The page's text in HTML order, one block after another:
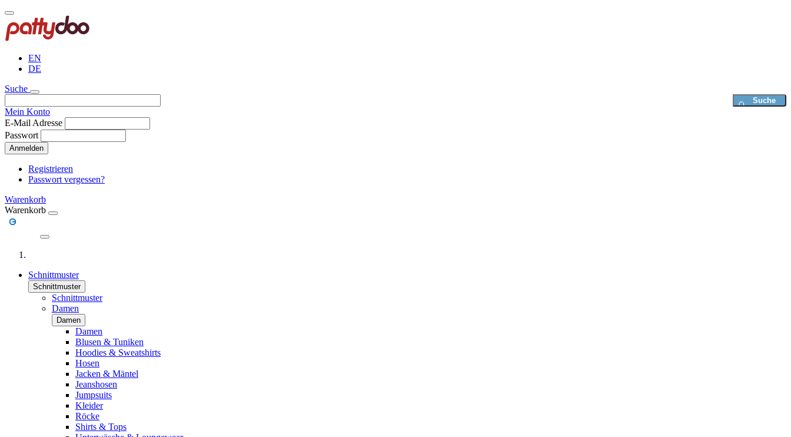
Direkt
zum
Inhalt
EN
DE
Suche
Mein Konto
E-Mail Adresse
Passwort
Anmelden
Registrieren
Passwort vergessen?
Warenkorb
Warenkorb
Schnittmuster
Schnittmuster
Schnittmuster
Damen
Damen
Damen
Blusen & Tuniken
Hoodies & Sweatshirts
Hosen
Jacken & Mäntel
Jeanshosen
Jumpsuits
Kleider
Röcke
Shirts & Tops